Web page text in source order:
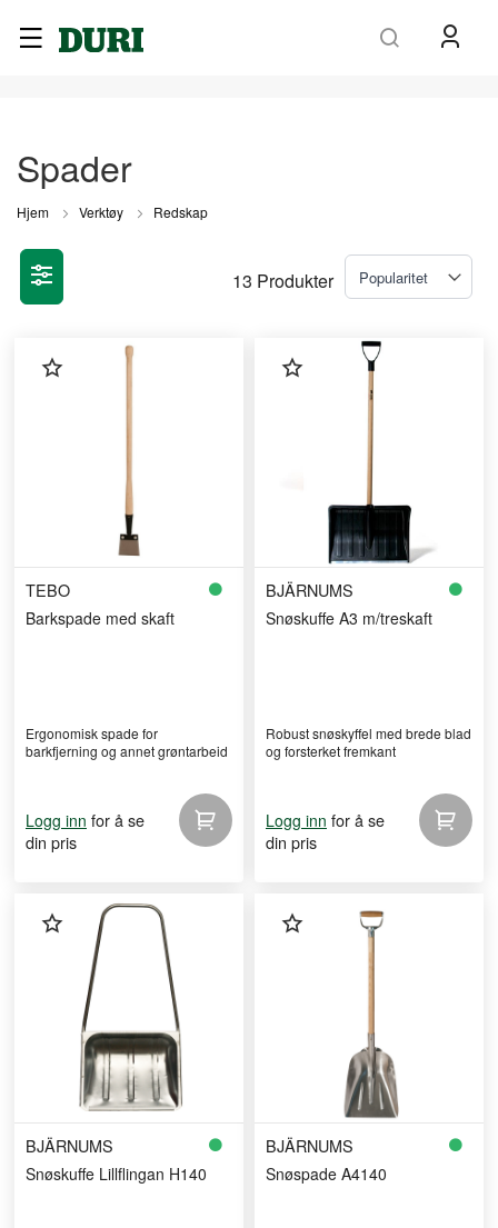
Spader
Hjem Verktøy Redskap
13 Produkter
TEBO
Barkspade med skaft
Ergonomisk spade for
barkfjerning og annet grøntarbeid
Logg inn for å se
din pris
BJÄRNUMS
Snøskuffe A3 m/treskaft
Robust snøskyffel med brede blad
og forsterket fremkant
Logg inn for å se
din pris
BJÄRNUMS
Snøskuffe Lillflingan H140
BJÄRNUMS
Snøspade A4140